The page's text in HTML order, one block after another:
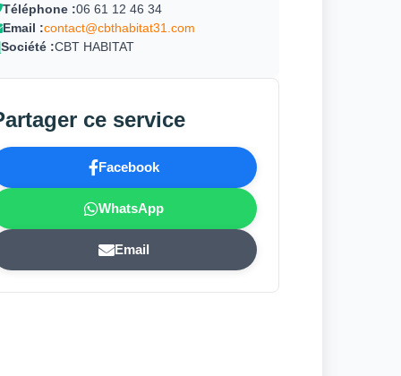
Téléphone :06 61 12 46 34
Email :contact@cbthabitat31.com
Société :CBT HABITAT
ce service
Facebook
WhatsApp
Email